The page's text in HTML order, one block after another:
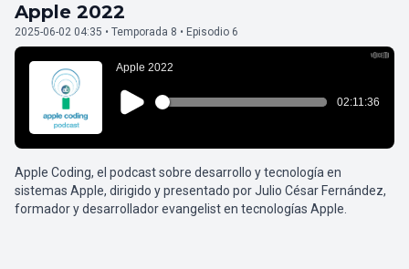
Apple 2022
2025-06-02 04:35 • Temporada 8 • Episodio 6
Apple Coding, el podcast sobre desarrollo y tecnología en
sistemas Apple, dirigido y presentado por Julio César Fernández,
formador y desarrollador evangelist en tecnologías Apple.